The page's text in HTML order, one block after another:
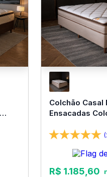
Colchão Casal
Ensacadas
R$ 1.185 60